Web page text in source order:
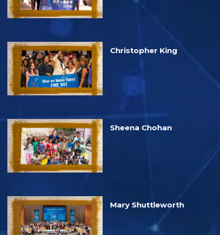
Christopher King
Sheena Chohan
Mary Shuttleworth